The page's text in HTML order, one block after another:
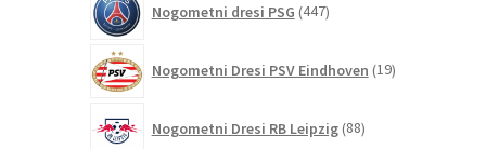
Nogometni dresi PSG 447izdelkov
Nogometni Dresi PSV Eindhoven 19izdelkov
Nogometni Dresi RB Leipzig 88izdelkov